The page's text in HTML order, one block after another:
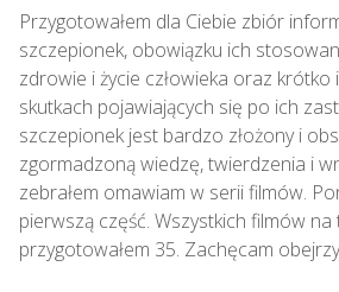
Przygotowałem dla Ciebie zbiór
szczepionek, obowiązku ich
zdrowie i życie człowieka oraz krótko
skutkach pojawiających się po ich
szczepionek jest bardzo złożony i
zgormadzoną wiedzę, twierdzenia i
zebrałem omawiam w serii filmów.
pierwszą część. Wszystkich filmów
przygotowałem 35. Zachęcam